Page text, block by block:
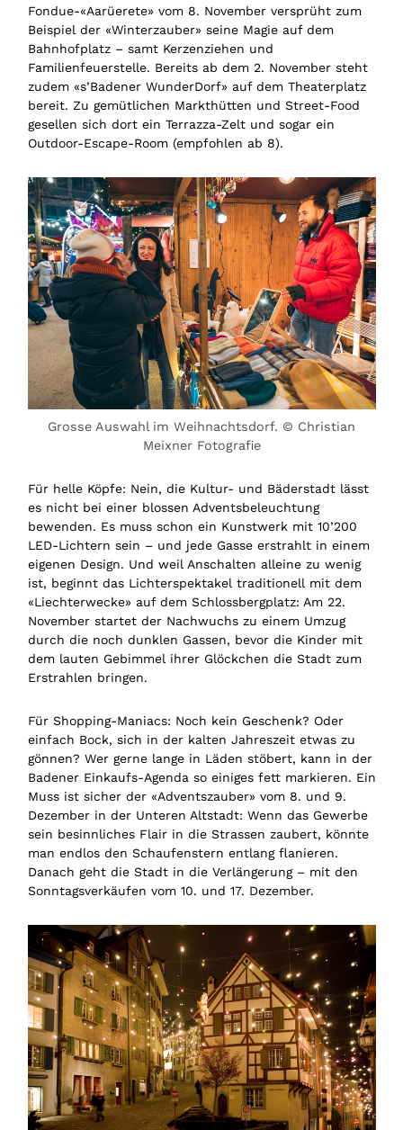
Fondue-«Aarüerete» vom 8. November versprüht zum
Beispiel der «Winterzauber» seine Magie auf dem
Bahnhofplatz – samt Kerzenziehen und
Familienfeuerstelle. Bereits ab dem 2. November steht
zudem «s’Badener WunderDorf» auf dem Theaterplatz
bereit. Zu gemütlichen Markthütten und Street-Food
gesellen sich dort ein Terrazza-Zelt und sogar ein
Outdoor-Escape-Room (empfohlen ab 8).
Grosse Auswahl im Weihnachtsdorf. © Christian
Meixner Fotografie
Für helle Köpfe: Nein, die Kultur- und Bäderstadt lässt
es nicht bei einer blossen Adventsbeleuchtung
bewenden. Es muss schon ein Kunstwerk mit 10’200
LED-Lichtern sein – und jede Gasse erstrahlt in einem
eigenen Design. Und weil Anschalten alleine zu wenig
ist, beginnt das Lichterspektakel traditionell mit dem
«Liechterwecke» auf dem Schlossbergplatz: Am 22.
November startet der Nachwuchs zu einem Umzug
durch die noch dunklen Gassen, bevor die Kinder mit
dem lauten Gebimmel ihrer Glöckchen die Stadt zum
Erstrahlen bringen.
Für Shopping-Maniacs: Noch kein Geschenk? Oder
einfach Bock, sich in der kalten Jahreszeit etwas zu
gönnen? Wer gerne lange in Läden stöbert, kann in der
Badener Einkaufs-Agenda so einiges fett markieren. Ein
Muss ist sicher der «Adventszauber» vom 8. und 9.
Dezember in der Unteren Altstadt: Wenn das Gewerbe
sein besinnliches Flair in die Strassen zaubert, könnte
man endlos den Schaufenstern entlang flanieren.
Danach geht die Stadt in die Verlängerung – mit den
Sonntagsverkäufen vom 10. und 17. Dezember.